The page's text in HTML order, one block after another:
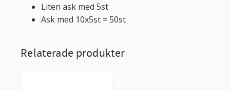
Liten ask med 5st
Ask med 10x5st = 50st
Relaterade produkter